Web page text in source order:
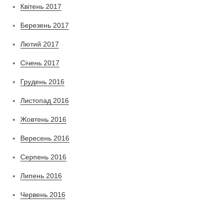
Квітень 2017
Березень 2017
Лютий 2017
Січень 2017
Грудень 2016
Листопад 2016
Жовтень 2016
Вересень 2016
Серпень 2016
Липень 2016
Червень 2016